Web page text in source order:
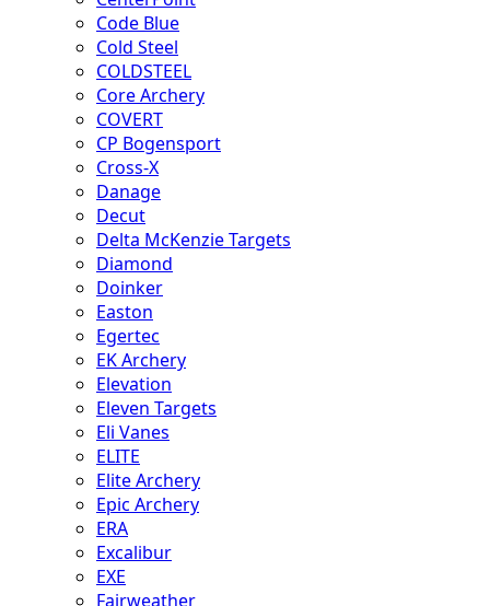
Code Blue
Cold Steel
COLDSTEEL
Core Archery
COVERT
CP Bogensport
Cross-X
Danage
Decut
Delta McKenzie Targets
Diamond
Doinker
Easton
Egertec
EK Archery
Elevation
Eleven Targets
Eli Vanes
ELITE
Elite Archery
Epic Archery
ERA
Excalibur
EXE
Fairweather